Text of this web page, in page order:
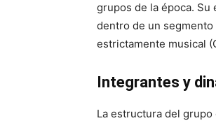
grupos de la época. Su
dentro de un
estrictamente musical
Integrantes y
La estructura del